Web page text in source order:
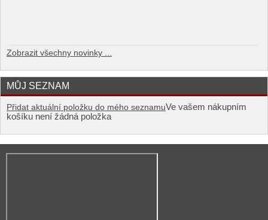
Zobrazit všechny novinky ...
MŮJ SEZNAM
Přidat aktuální položku do mého seznamuVe vašem nákupním
košíku není žádná položka